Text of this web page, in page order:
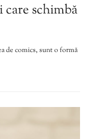
care schimbă
de comics, sunt o formă